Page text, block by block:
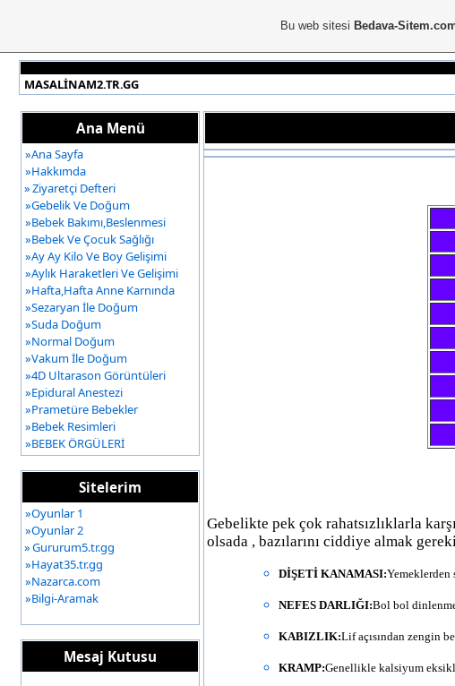
MASALİNAM2.TR.GG
Ana Menü
»Ana Sayfa
»Hakkımda
»Ziyaretçi Defteri
»Gebelik Ve Doğum
»Bebek Bakımı,Beslenmesi
»Bebek Ve Çocuk Sağlığı
»Ay Ay Kilo Ve Boy Gelişimi
»Aylık Haraketleri Ve Gelişimi
»Hafta,Hafta Anne Karnında
»Sezaryan İle Doğum
»Suda Doğum
»Normal Doğum
»Vakum İle Doğum
»4D Ultarason Görüntüleri
»Epidural Anestezi
»Prametüre Bebekler
»Bebek Resimleri
»BEBEK ÖRGÜLERİ
Sitelerim
»Oyunlar 1
»Oyunlar 2
»Gururum5.tr.gg
»Hayat35.tr.gg
»Nazarca.com
»Bilgi-Aramak
Mesaj Kutusu
Gebelikte pek çok rahatsızlıklarla
olsada , bazılarını ciddiye almak
DİŞETİ KANAMASI:Yemeklerden
NEFES DARLIĞI:Bol bol
KABIZLIK:Lif açısından zengin
KRAMP:Genellikle kalsiyum
Bu web sitesi Bedava-